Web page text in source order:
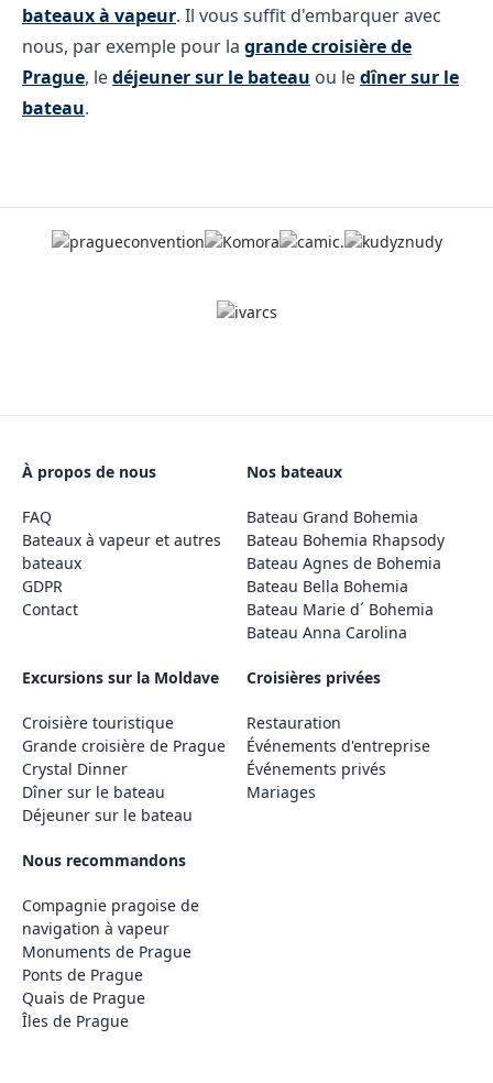
bateaux à vapeur. Il vous suffit d'embarquer avec
nous, par exemple pour la grande croisière de
Prague, ledéjeuner sur le bateau ou ledîner sur le
bateau.
À propos de nous
FAQ
Bateaux à vapeur et autres
bateaux
GDPR
Contact
Nos bateaux
Bateau Grand Bohemia
Bateau Bohemia Rhapsody
Bateau Agnes de Bohemia
Bateau Bella Bohemia
Bateau Marie d´ Bohemia
Bateau Anna Carolina
Excursions sur la Moldave
Croisière touristique
Grande croisière de Prague
Crystal Dinner
Dîner sur le bateau
Déjeuner sur le bateau
Croisières privées
Restauration
Événements d'entreprise
Événements privés
Mariages
Nous recommandons
Compagnie pragoise de
navigation à vapeur
Monuments de Prague
Ponts de Prague
Quais de Prague
Îles de Prague